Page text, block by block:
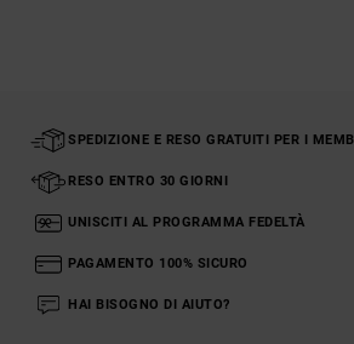
SPEDIZIONE E RESO GRATUITI PER I
RESO ENTRO 30 GIORNI
UNISCITI AL PROGRAMMA FEDELTÀ
PAGAMENTO 100% SICURO
HAI BISOGNO DI AIUTO?